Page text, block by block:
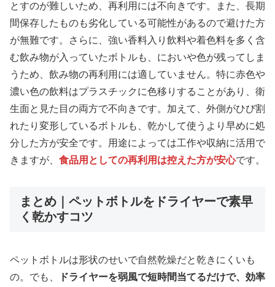
とすのが難しいため、再利用には不向きです。また、長期
間保存したものも劣化している可能性があるので避けた方
が無難です。さらに、強い香料入り飲料や着色料を多く含
む飲み物が入っていたボトルも、においや色が残ってしま
うため、飲み物の再利用には適していません。特に赤色や
濃い色の飲料はプラスチックに色移りすることがあり、衛
生面と見た目の両方で不向きです。加えて、外側がひび割
れたり変形しているボトルも、乾かして使うより早めに処
分した方が安全です。用途によっては工作や収納に活用で
きますが、 食品用としての再利用は控えた方が安心です。
まとめ｜ペットボトルをドライヤーで素早
く乾かすコツ
ペットボトルは形状のせいで自然乾燥だと乾きにくいも
の。でも、
ドライヤーを弱風で短時間当てるだけで、効率